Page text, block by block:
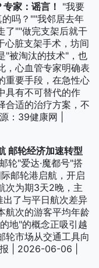
家：谣言！ "我要
吗？""我邻居去年
了""做完支架后就干
脏支架手术，坊间
"被淘汰的技术"，也
，心血管专家明确表
重要手段，在急性心
具有不可替代的作
合适的治疗方案，不
：39健康网 |
邮轮经济加速转型
轮"爱达·魔都号"搭
邮轮港启航，开启
次为期3天2晚，主
了与平日航次差异
航次的游客平均年龄
地"的概念正吸引越
轮市场从交通工具向
| 2026-06-06 |